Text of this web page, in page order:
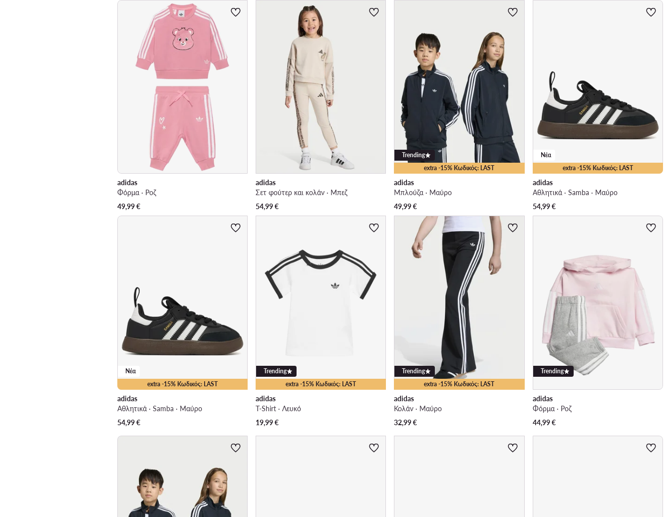
adidas
Φόρμα · Ροζ
49,99€
adidas
Σετ φούτερ και κολάν · Μπεζ
54,99€
extra -15% Κωδικός: LAST
Trending
adidas
Μπλούζα · Μαύρο
49,99€
extra -15% Κωδικός: LAST
Νέα
adidas
Αθλητικά · Samba · Μαύρο
54,99€
extra -15% Κωδικός: LAST
Νέα
adidas
Αθλητικά · Samba · Μαύρο
54,99€
extra -15% Κωδικός: LAST
Trending
adidas
T-Shirt · Λευκό
19,99€
extra -15% Κωδικός: LAST
Trending
adidas
Κολάν · Μαύρο
32,99€
Trending
adidas
Φόρμα · Ροζ
44,99€